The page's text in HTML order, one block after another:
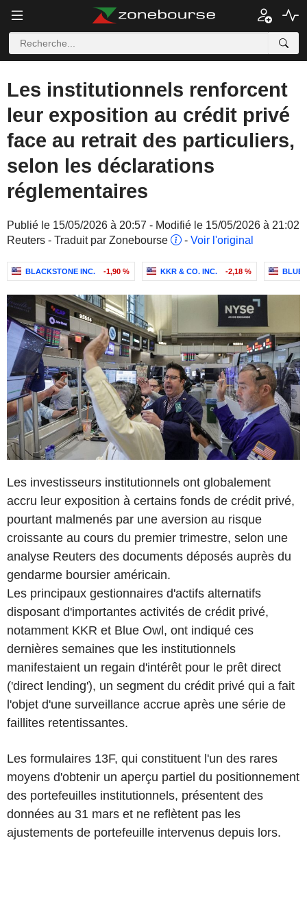
Les institutionnels renforcent
leur exposition au crédit privé
face au retrait des particuliers,
selon les déclarations
réglementaires
Publié le 15/05/2026 à 20:57 - Modifié le 15/05/2026 à 21:02
Reuters - Traduit par Zonebourse
- Voir l'original
BLACKSTONE INC. -1,90 % KKR & CO. INC. -2,18 % BLUE
Les investisseurs institutionnels ont globalement
accru leur exposition à certains fonds de crédit privé,
pourtant malmenés par une aversion au risque
croissante au cours du premier trimestre, selon une
analyse Reuters des documents déposés auprès du
gendarme boursier américain.
Les principaux gestionnaires d'actifs alternatifs
disposant d'importantes activités de crédit privé,
notamment KKR et Blue Owl, ont indiqué ces
dernières semaines que les institutionnels
manifestaient un regain d'intérêt pour le prêt direct
('direct lending'), un segment du crédit privé qui a fait
l'objet d'une surveillance accrue après une série de
faillites retentissantes.
Les formulaires 13F, qui constituent l'un des rares
moyens d'obtenir un aperçu partiel du positionnement
des portefeuilles institutionnels, présentent des
données au 31 mars et ne reflètent pas les
ajustements de portefeuille intervenus depuis lors.